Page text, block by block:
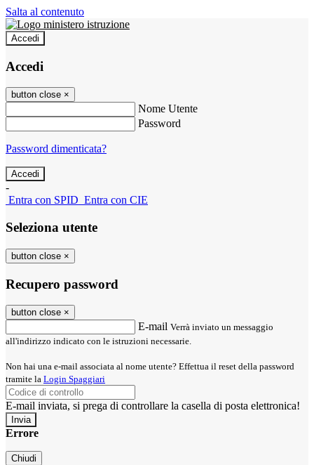
Salta al contenuto
Accedi
Accedi
button close ×
Nome Utente
Password
Password dimenticata?
-
Entra con SPID Entra con CIE
Seleziona utente
button close ×
Recupero password
button close ×
E-mail Verrà inviato un messaggio
all'indirizzo indicato con le istruzioni necessarie.
Non hai una e-mail associata al nome utente? Effettua il reset della password
tramite la Login Spaggiari
E-mail inviata, si prega di controllare la casella di posta elettronica!
Errore
Chiudi